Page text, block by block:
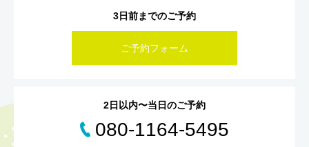
3日前までのご予約
ご予約フォーム
2日以内〜当日のご予約
080-1164-5495